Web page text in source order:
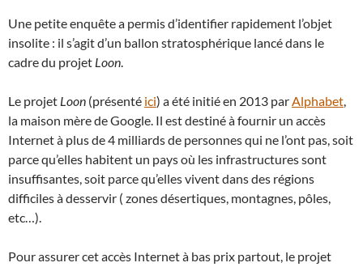
Une petite enquête a permis d’identifier rapidement l’objet
insolite : il s’agit d’un ballon stratosphérique lancé dans le
cadre du projet Loon.
Le projet Loon (présenté ici) a été initié en 2013 parAlphabet,
la maison mère de Google. Il est destiné à fournir un accès
Internet à plus de 4 milliards de personnes qui ne l’ont pas, soit
parce qu’elles habitent un pays où les infrastructures sont
insuffisantes, soit parce qu’elles vivent dans des régions
difficiles à desservir ( zones désertiques, montagnes, pôles,
etc…).
Pour assurer cet accès Internet à bas prix partout, le projet